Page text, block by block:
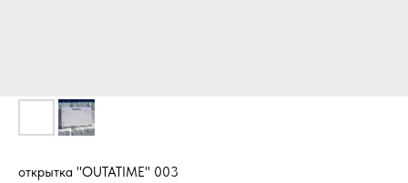
открытка "OUTATIME" 003